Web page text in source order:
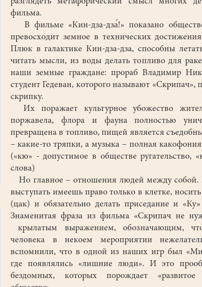
фильма.
В фильме «Кин-дза-дза́!» показано
превосходит земное в технических
Плюк в галактике Кин-дза-дза, способны
читать мысли, из воды делать топливо для
наши земные граждане: прораб Владимир
студент Гедеван, которого называют «Скрипач»,
скрипку.
Их поражает культурное убожество
поржавела, флора и фауна полностью
превращена в топливо, пищей является
– какие-то тряпки, а музыка – полная
(«кю» - допустимое в обществе ругательство,
слова)
Но главное – отношения людей между собой.
выступать имеешь право только в клетке,
(цак) и обязательно делать приседание и
Знаменитая фраза из фильма «Скрипач не
крылатым выражением, обозначающим,
человека в некоем мероприятии
вспомнили, что в одной из наших игр был
где появлялись «лишние люди». И это
бездомных, которых порождает «развитое